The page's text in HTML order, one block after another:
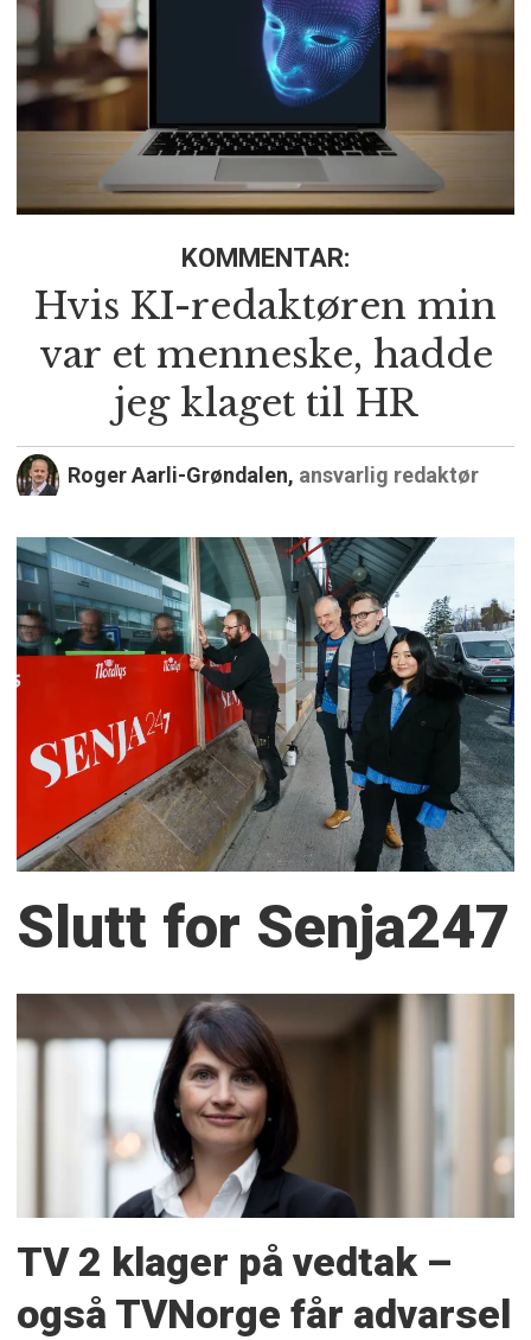
KOMMENTAR:
Hvis KI-redaktøren min
var et menneske, hadde
jeg klaget til HR
Roger Aarli-Grøndalen, ansvarlig redaktør
Slutt for Senja247
TV 2 klager på vedtak –
også TVNorge får advarsel